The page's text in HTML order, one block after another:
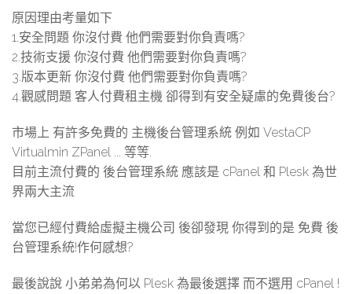
原因理由考量如下
1.安全問題 你沒付費 他們需要對你負責嗎?
2.技術支援 你沒付費 他們需要對你負責嗎?
3.版本更新 你沒付費 他們需要對你負責嗎?
4.觀感問題 客人付費租主機 卻得到有安全疑慮的免費後台?
市場上 有許多免費的 主機後台管理系統 例如 VestaCP
Virtualmin ZPanel ... 等等.
目前主流付費的 後台管理系統 應該是 cPanel 和 Plesk 為世
界兩大主流
當您已經付費給虛擬主機公司 後卻發現 你得到的是 免費 後
台管理系統!作何感想?
最後說說 小弟弟為何以 Plesk 為最後選擇 而不選用 cPanel !